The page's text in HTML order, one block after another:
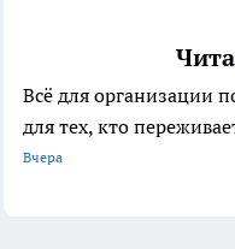
Всё для организации
для тех, кто
Вчера